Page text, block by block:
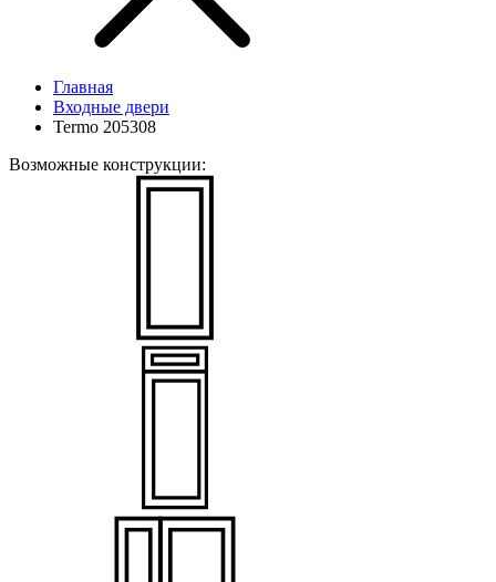
Главная
Входные двери
Termo 205308
Возможные конструкции: